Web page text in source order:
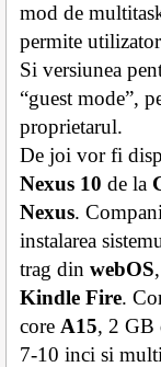
mod de
permite
Si versiunea
“guest mode”,
proprietarul.
De joi vor fi
Nexus 10 de la
Nexus.
instalarea
trag din webOS
Kindle Fire.
core A15, 2 GB
7-10 inci si